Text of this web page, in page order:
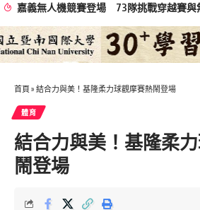
足球
首頁 » 結合力與美！基隆柔力球觀摩賽熱鬧登場
體育
結合力與美！基隆柔
鬧登場